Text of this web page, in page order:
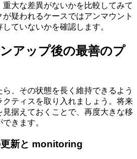
大な差異がないかを比較してみて
が疑われるケースではアンマウント
ていないかを確認します。
アップ後の最善のプ
、その状態を長く維持できるよう
ティスを取り入れましょう。将来
据えておくことで、再度大きな移
きます。
新と monitoring